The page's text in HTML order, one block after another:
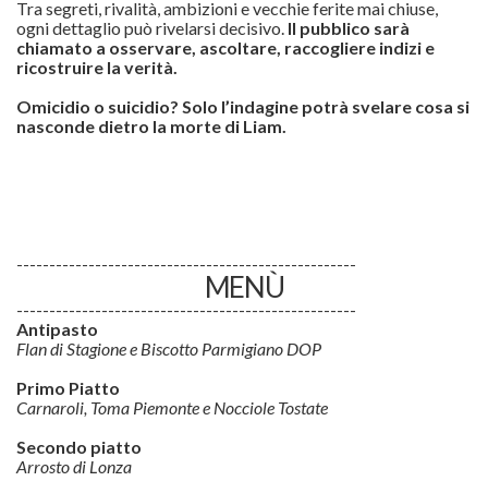
Tra segreti, rivalità, ambizioni e vecchie ferite mai chiuse,
ogni dettaglio può rivelarsi decisivo. Il pubblico sarà
chiamato a osservare, ascoltare, raccogliere indizi e
ricostruire la verità.
Omicidio o suicidio? Solo l’indagine potrà svelare cosa si
nasconde dietro la morte di Liam.
----------------------------------------------------
MENÙ
----------------------------------------------------
Antipasto
Flan di Stagione e Biscotto Parmigiano DOP
Primo Piatto
Carnaroli, Toma Piemonte e Nocciole Tostate
Secondo piatto
Arrosto di Lonza